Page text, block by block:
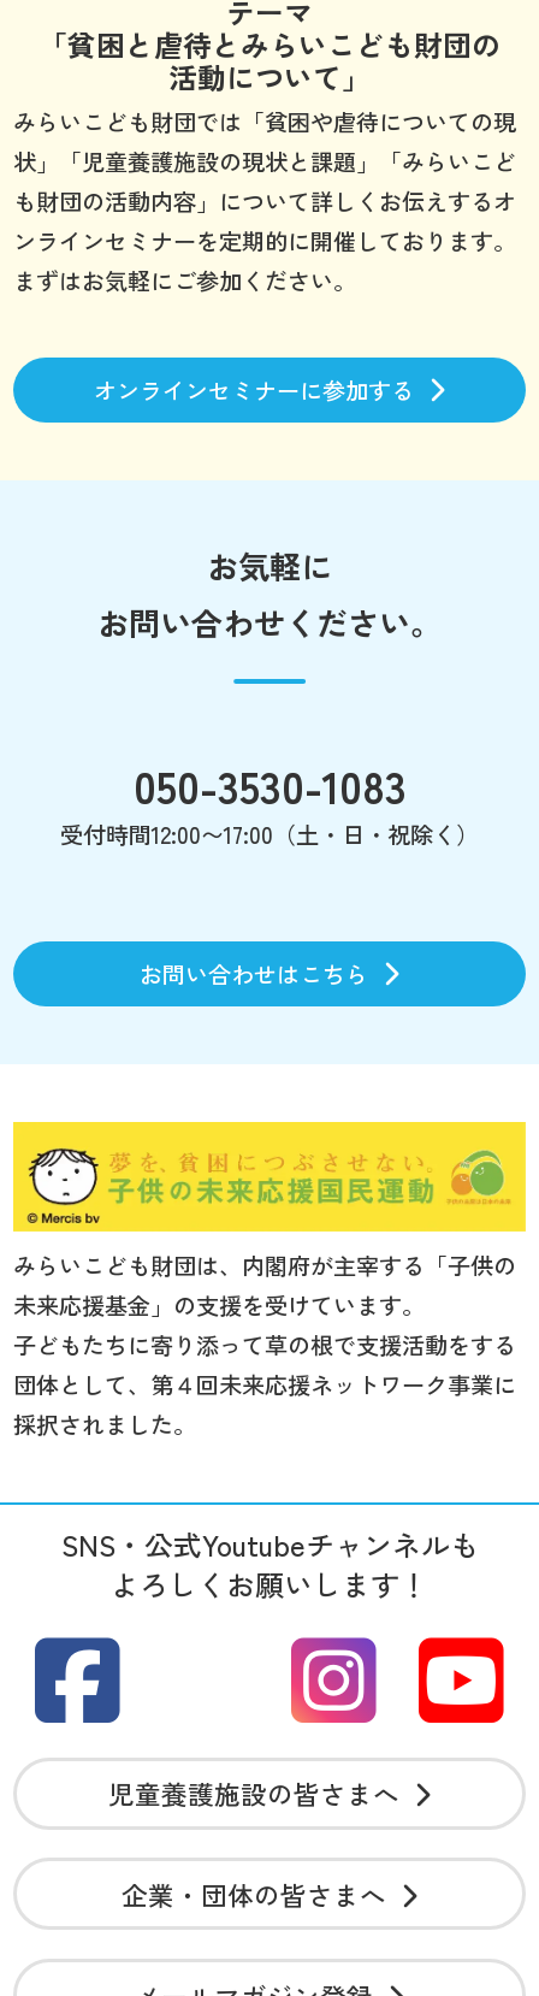
テーマ
「貧困と虐待とみらいこども財団の
活動について」
みらいこども財団では「貧困や虐待についての現
状」「児童養護施設の現状と課題」「みらいこど
も財団の活動内容」について詳しくお伝えするオ
ンラインセミナーを定期的に開催しております。
まずはお気軽にご参加ください。
オンラインセミナーに参加する
お気軽に
お問い合わせください。
050-3530-1083
受付時間12:00〜17:00（土・日・祝除く）
お問い合わせはこちら
みらいこども財団は、内閣府が主宰する「子供の
未来応援基金」の支援を受けています。
子どもたちに寄り添って草の根で支援活動をする
団体として、第４回未来応援ネットワーク事業に
採択されました。
SNS・公式Youtubeチャンネルも
よろしくお願いします！
児童養護施設の皆さまへ
企業・団体の皆さまへ